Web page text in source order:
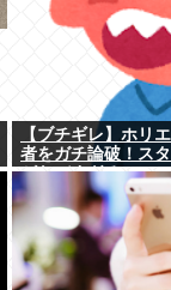
【ブチギレ】ホリ
者をガチ論破！ス
がヤバすぎる…